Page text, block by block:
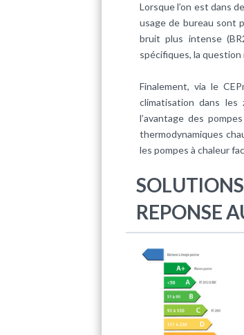
Lorsque l’on est dans
usage de bureau sont
bruit plus intense
spécifiques, la question
Finalement, via le
climatisation dans
l’avantage des
thermodynamiques
les pompes à chaleur
REPONSE